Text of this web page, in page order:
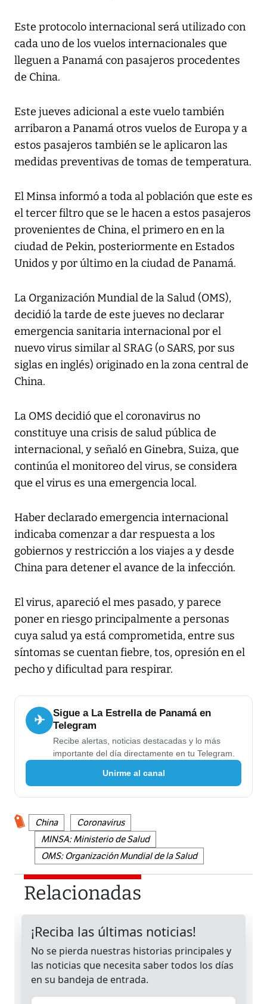
Este protocolo internacional será utilizado con
cada uno de los vuelos internacionales que
lleguen a Panamá con pasajeros procedentes
de China.
Este jueves adicional a este vuelo también
arribaron a Panamá otros vuelos de Europa y a
estos pasajeros también se le aplicaron las
medidas preventivas de tomas de temperatura.
El Minsa informó a toda al población que este es
el tercer filtro que se le hacen a estos pasajeros
provenientes de China, el primero en en la
ciudad de Pekin, posteriormente en Estados
Unidos y por último en la ciudad de Panamá.
La Organización Mundial de la Salud (OMS),
decidió la tarde de este jueves no declarar
emergencia sanitaria internacional por el
nuevo virus similar al SRAG (o SARS, por sus
siglas en inglés) originado en la zona central de
China.
La OMS decidió que el coronavirus no
constituye una crisis de salud pública de
internacional, y señaló en Ginebra, Suiza, que
continúa el monitoreo del virus, se considera
que el virus es una emergencia local.
Haber declarado emergencia internacional
indicaba comenzar a dar respuesta a los
gobiernos y restricción a los viajes a y desde
China para detener el avance de la infección.
El virus, apareció el mes pasado, y parece
poner en riesgo principalmente a personas
cuya salud ya está comprometida, entre sus
síntomas se cuentan fiebre, tos, opresión en el
pecho y dificultad para respirar.
✈
Sigue a La Estrella de Panamá en
Telegram
Recibe alertas, noticias destacadas y lo más
importante del día directamente en tu Telegram.
Unirme al canal
China
Coronavirus
MINSA: Ministerio de Salud
OMS: Organización Mundial de la Salud
Relacionadas